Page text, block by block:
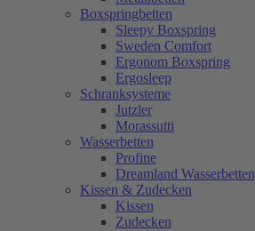
Boxspringbetten
Sleepy Boxspring
Sweden Comfort
Ergonom Boxspring
Ergosleep
Schranksysteme
Jutzler
Morassutti
Wasserbetten
Profine
Dreamland Wasserbetten
Kissen & Zudecken
Kissen
Zudecken